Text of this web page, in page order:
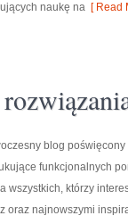
naukę na [ Read
blog
funkcjonalnych
wszystkich, którzy
oraz najnowszymi